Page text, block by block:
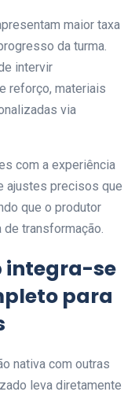
maior taxa
da turma.
intervir
reforço, materiais
via
com a experiência
ajustes precisos que
que o produtor
transformação.
integra-se
para
nativa com outras
leva diretamente